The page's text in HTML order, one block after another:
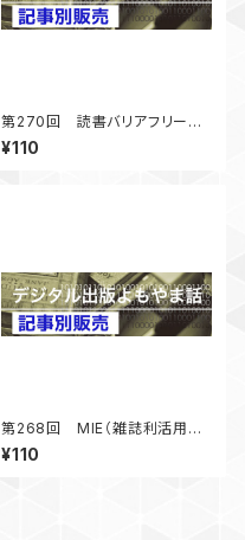
第270回 読書バリアフリー法
5年経過第二期基本計画準備
中 「デジタル出版よもやま話」
¥110
第268回 MIE（雑誌利活用教
育）報告 雑誌づくりの効果
「デジタル出版よもやま話」 20
¥110